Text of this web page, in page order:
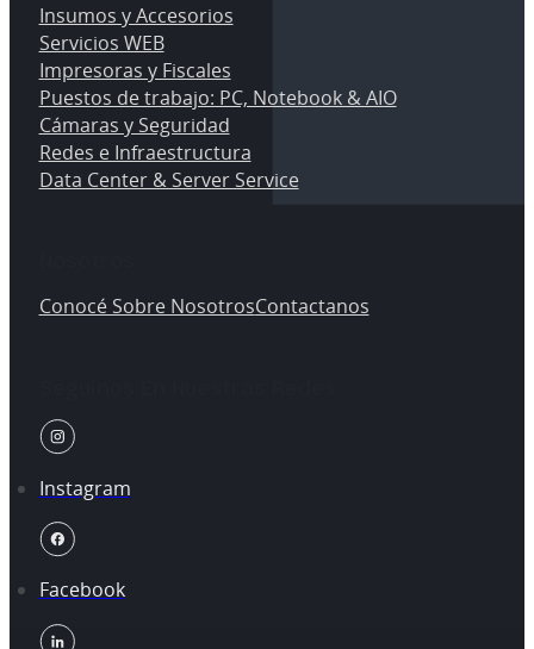
Insumos y Accesorios
Servicios WEB
Impresoras y Fiscales
Puestos de trabajo: PC, Notebook & AIO
Cámaras y Seguridad
Redes e Infraestructura
Data Center & Server Service
Conocé Sobre NosotrosContactanos
Instagram
Facebook